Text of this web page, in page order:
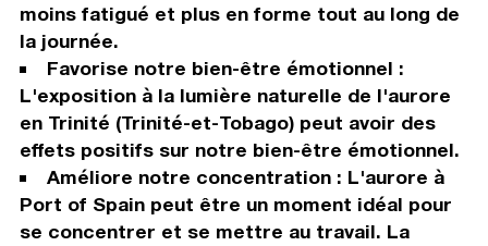
moins fatigué et plus en forme tout au long de
la journée.
Favorise notre bien-être émotionnel :
L'exposition à la lumière naturelle de l'aurore
en Trinité (Trinité-et-Tobago) peut avoir des
effets positifs sur notre bien-être émotionnel.
Améliore notre concentration : L'aurore à
Port of Spain peut être un moment idéal pour
se concentrer et se mettre au travail. La